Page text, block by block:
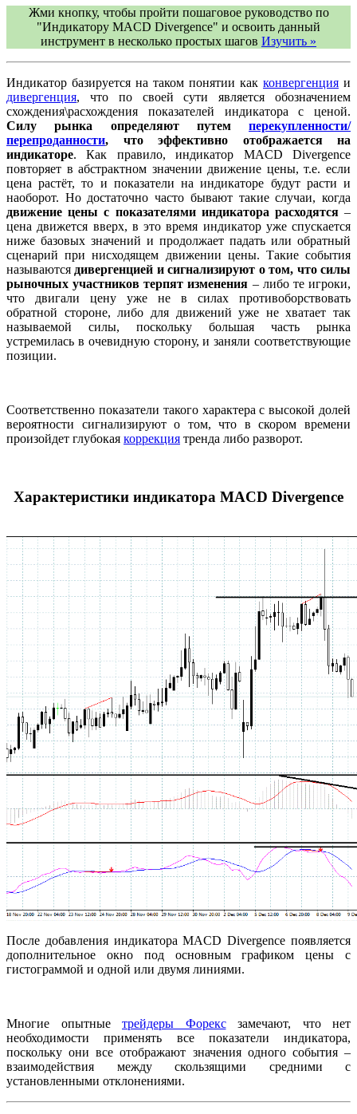
Жми кнопку, чтобы пройти пошаговое руководство по
"Индикатору MACD Divergence" и освоить данный
инструмент в несколько простых шагов Изучить »
Индикатор базируется на таком понятии как конвергенция и
дивергенция, что по своей сути является обозначением
схождения\расхождения показателей индикатора с ценой.
Силу рынка определяют путем перекупленности/
перепроданности, что эффективно отображается на
индикаторе. Как правило, индикатор MACD Divergence
повторяет в абстрактном значении движение цены, т.е. если
цена растёт, то и показатели на индикаторе будут расти и
наоборот. Но достаточно часто бывают такие случаи, когда
движение цены с показателями индикатора расходятся–
цена движется вверх, в это время индикатор уже спускается
ниже базовых значений и продолжает падать или обратный
сценарий при нисходящем движении цены. Такие события
называются дивергенцией и сигнализируют о том, что силы
рыночных участников терпят изменения – либо те игроки,
что двигали цену уже не в силах противоборствовать
обратной стороне, либо для движений уже не хватает так
называемой силы, поскольку большая часть рынка
устремилась в очевидную сторону, и заняли соответствующие
позиции.
Соответственно показатели такого характера с высокой долей
вероятности сигнализируют о том, что в скором времени
произойдет глубокая коррекция тренда либо разворот.
Характеристики индикатора MACD Divergence
После добавления индикатора MACD Divergence появляется
дополнительное окно под основным графиком цены с
гистограммой и одной или двумя линиями.
Многие опытные трейдеры Форексзамечают, что нет
необходимости применять все показатели индикатора,
поскольку они все отображают значения одного события –
взаимодействия между скользящими средними с
установленными отклонениями.